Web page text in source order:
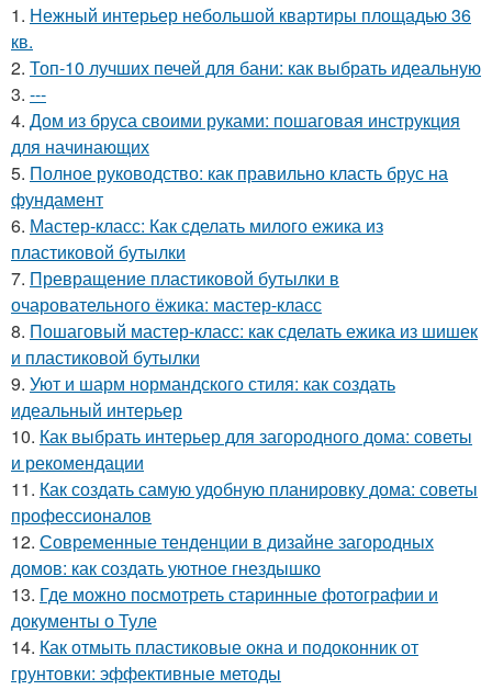
1. Нежный интерьер небольшой квартиры площадью 36
кв.
2. Топ-10 лучших печей для бани: как выбрать идеальную
3. ---
4. Дом из бруса своими руками: пошаговая инструкция
для начинающих
5. Полное руководство: как правильно класть брус на
фундамент
6. Мастер-класс: Как сделать милого ежика из
пластиковой бутылки
7. Превращение пластиковой бутылки в
очаровательного ёжика: мастер-класс
8. Пошаговый мастер-класс: как сделать ежика из шишек
и пластиковой бутылки
9. Уют и шарм нормандского стиля: как создать
идеальный интерьер
10. Как выбрать интерьер для загородного дома: советы
и рекомендации
11. Как создать самую удобную планировку дома: советы
профессионалов
12. Современные тенденции в дизайне загородных
домов: как создать уютное гнездышко
13. Где можно посмотреть старинные фотографии и
документы о Туле
14. Как отмыть пластиковые окна и подоконник от
грунтовки: эффективные методы